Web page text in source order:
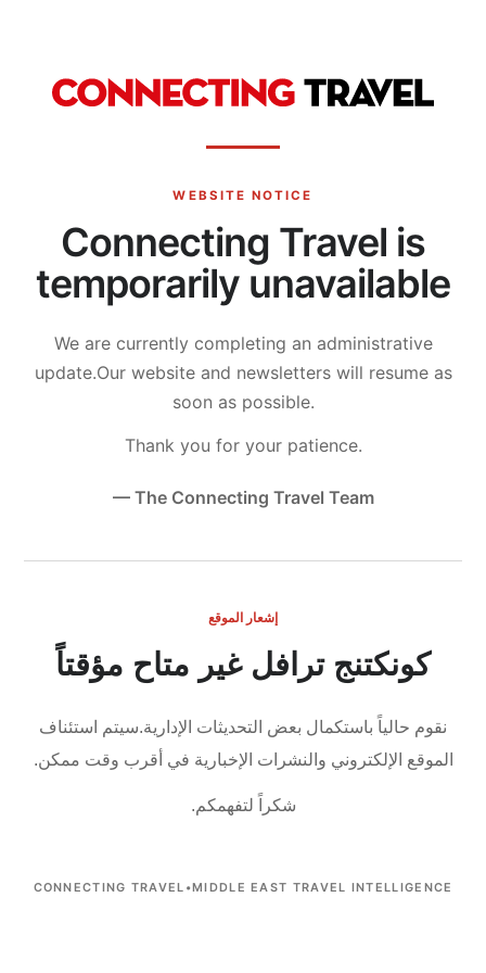
WEBSITE NOTICE
Connecting Travel is
temporarily unavailable
We are currently completing an administrative
update.Our website and newsletters will resume as
soon as possible.
Thank you for your patience.
— The Connecting Travel Team
إشعار الموقع
كونكتنج ترافل غير متاح مؤقتاً
نقوم حالياً باستكمال بعض التحديثات الإدارية.سيتم استئناف
الموقع الإلكتروني والنشرات الإخبارية في أقرب وقت ممكن.
شكراً لتفهمكم.
CONNECTING TRAVEL •MIDDLE EAST TRAVEL INTELLIGENCE